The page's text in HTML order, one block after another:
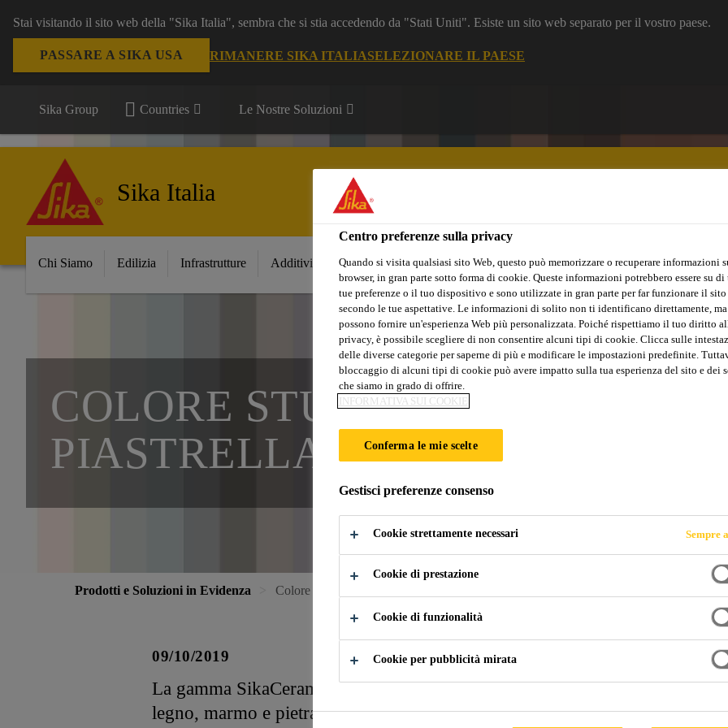
Stai visitando il sito web della "Sika Italia", sembra che si stia accedendo da "Stati Uniti". Esiste un sito web separato per il vostro paese.
PASSARE A SIKA USA RIMANERE SIKA ITALIASELEZIONARE IL PAESE
Sika Group Countries Le Nostre Soluzioni
Sika Italia
Chi Siamo Edilizia Infrastrutture Additivi per Cemento e Calcestruzzo Piccole Ristrutturazioni Industria
COLORE STUCCO UGUALE
PIASTRELLA?
Prodotti e Soluzioni in Evidenza Colore stucco uguale alla piastrella?
09/10/2019
La gamma SikaCeram® CleanGrout si compone di 30 nuances per
legno, marmo e pietra: dai colori più chiari a quelli più scuri, un range
Centro preferenze sulla privacy
Quando si visita qualsiasi sito Web, questo può memorizzare o recuperare informazioni
browser, in gran parte sotto forma di cookie. Queste informazioni potrebbero essere su di
tue preferenze o il tuo dispositivo e sono utilizzate in gran parte per far funzionare il sito
secondo le tue aspettative. Le informazioni di solito non ti identificano direttamente, ma
possono fornire un'esperienza Web più personalizzata. Poiché rispettiamo il tuo diritto
privacy, è possibile scegliere di non consentire alcuni tipi di cookie. Clicca sulle
delle diverse categorie per saperne di più e modificare le impostazioni predefinite.
bloccaggio di alcuni tipi di cookie può avere impatto sulla tua esperienza del sito e dei
che siamo in grado di offrire.
INFORMATIVA SUI COOKIE
Conferma le mie scelte
Gestisci preferenze consenso
Cookie strettamente necessari Sempre
Cookie di prestazione
Cookie di funzionalità
Cookie per pubblicità mirata